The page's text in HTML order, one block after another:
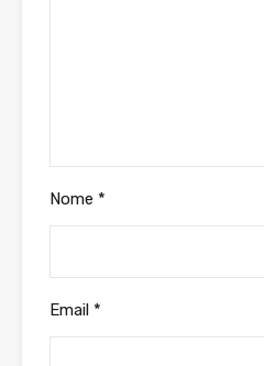
Nome *
Email *